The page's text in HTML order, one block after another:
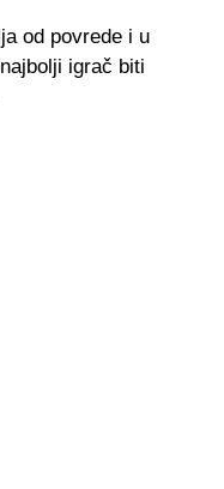
od povrede i u
igrač biti